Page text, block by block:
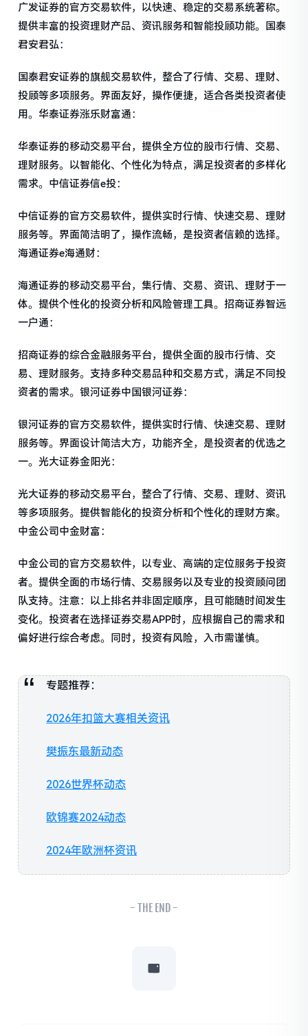
广发证券的官方交易软件，以快速、稳定的交易系统著称。
提供丰富的投资理财产品、资讯服务和智能投顾功能。国泰
君安君弘：
国泰君安证券的旗舰交易软件，整合了行情、交易、理财、
投顾等多项服务。界面友好，操作便捷，适合各类投资者使
用。华泰证券涨乐财富通：
华泰证券的移动交易平台，提供全方位的股市行情、交易、
理财服务。以智能化、个性化为特点，满足投资者的多样化
需求。中信证券信e投：
中信证券的官方交易软件，提供实时行情、快速交易、理财
服务等。界面简洁明了，操作流畅，是投资者信赖的选择。
海通证券e海通财：
海通证券的移动交易平台，集行情、交易、资讯、理财于一
体。提供个性化的投资分析和风险管理工具。招商证券智远
一户通：
招商证券的综合金融服务平台，提供全面的股市行情、交
易、理财服务。支持多种交易品种和交易方式，满足不同投
资者的需求。银河证券中国银河证券：
银河证券的官方交易软件，提供实时行情、快速交易、理财
服务等。界面设计简洁大方，功能齐全，是投资者的优选之
一。光大证券金阳光：
光大证券的移动交易平台，整合了行情、交易、理财、资讯
等多项服务。提供智能化的投资分析和个性化的理财方案。
中金公司中金财富：
中金公司的官方交易软件，以专业、高端的定位服务于投资
者。提供全面的市场行情、交易服务以及专业的投资顾问团
队支持。注意：以上排名并非固定顺序，且可能随时间发生
变化。投资者在选择证券交易APP时，应根据自己的需求和
偏好进行综合考虑。同时，投资有风险，入市需谨慎。
专题推荐：
2026年扣篮大赛相关资讯
樊振东最新动态
2026世界杯动态
欧锦赛2024动态
2024年欧洲杯资讯
- THE END -